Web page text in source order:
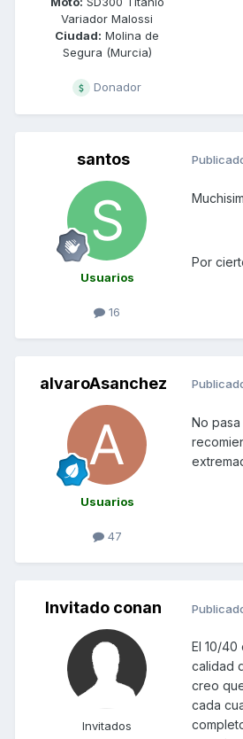
Variador Malossi
Ciudad: Molina de
Segura (Murcia)
Donador
santos
Usuarios
16
Por
alvaroAsanchez
Usuarios
47
No
Invitado conan
Invitados
El 10/
calidad
creo
cada